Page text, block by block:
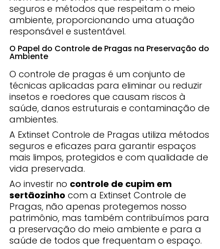
seguros e métodos que respeitam o meio
ambiente, proporcionando uma atuação
responsável e sustentável.
O Papel do Controle de Pragas na Preservação do
Ambiente
O controle de pragas é um conjunto de
técnicas aplicadas para eliminar ou reduzir
insetos e roedores que causam riscos à
saúde, danos estruturais e contaminação de
ambientes.
A Extinset Controle de Pragas utiliza métodos
seguros e eficazes para garantir espaços
mais limpos, protegidos e com qualidade de
vida preservada.
Ao investir no controle de cupim em
sertãozinho com a Extinset Controle de
Pragas, não apenas protegemos nosso
patrimônio, mas também contribuímos para
a preservação do meio ambiente e para a
saúde de todos que frequentam o espaço.